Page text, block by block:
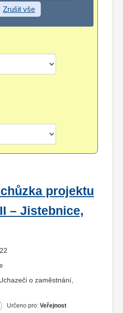
Zrušit vše
projektu
– Jistebnice,
o zaměstnání,
Určeno pro: Veřejnost